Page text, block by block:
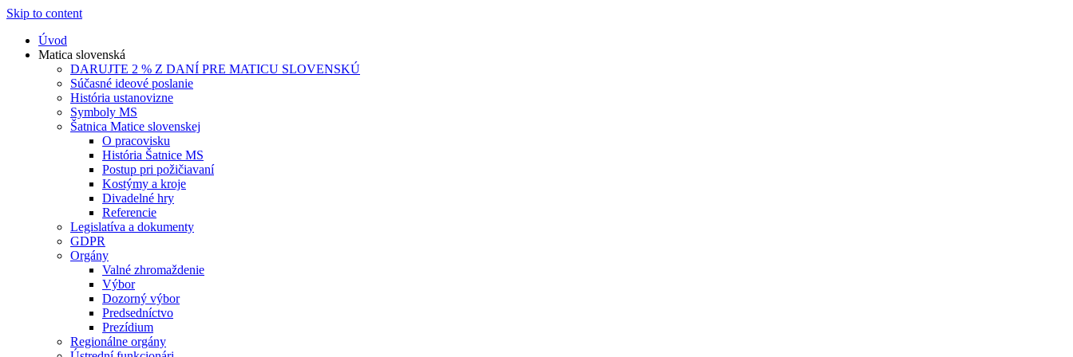
Skip to content
Úvod
Matica slovenská
DARUJTE 2 % Z DANÍ PRE MATICU SLOVENSKÚ
Súčasné ideové poslanie
História ustanovizne
Symboly MS
Šatnica Matice slovenskej
O pracovisku
História Šatnice MS
Postup pri požičiavaní
Kostýmy a kroje
Divadelné hry
Referencie
Legislatíva a dokumenty
GDPR
Orgány
Valné zhromaždenie
Výbor
Dozorný výbor
Predsedníctvo
Prezídium
Regionálne orgány